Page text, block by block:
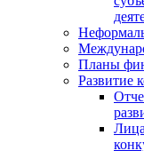
Планы
Развитие